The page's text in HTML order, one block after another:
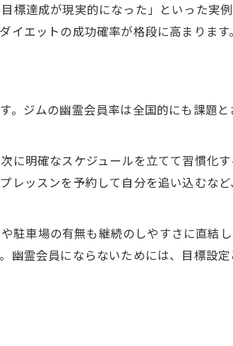
けジム選び
ットに最適な理由
ジム選定術
標達成が現実的になった」といった実
エットの成功確率が格段に高まります。
。ジムの幽霊会員率は全国的にも課題
明確なスケジュールを立てて習慣化す
レッスンを予約して自分を追い込むな
駐車場の有無も継続のしやすさに直結
幽霊会員にならないためには、目標設